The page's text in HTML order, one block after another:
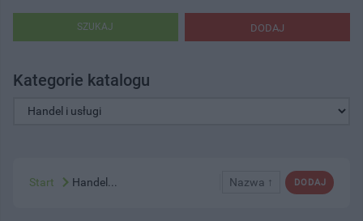
DODAJ
SZUKAJ
Kategorie katalogu
DODAJ
Nazwa ↑
Start Handel...